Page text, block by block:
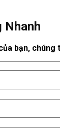
Nhanh
bạn, chúng